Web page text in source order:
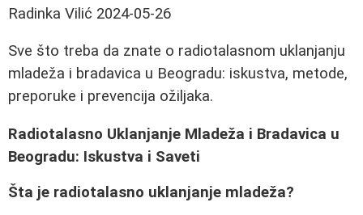
Radinka Vilić 2024-05-26
Sve što treba da znate o radiotalasnom uklanjanju
mladeža i bradavica u Beogradu: iskustva, metode,
preporuke i prevencija ožiljaka.
Radiotalasno Uklanjanje Mladeža i Bradavica u
Beogradu: Iskustva i Saveti
Šta je radiotalasno uklanjanje mladeža?